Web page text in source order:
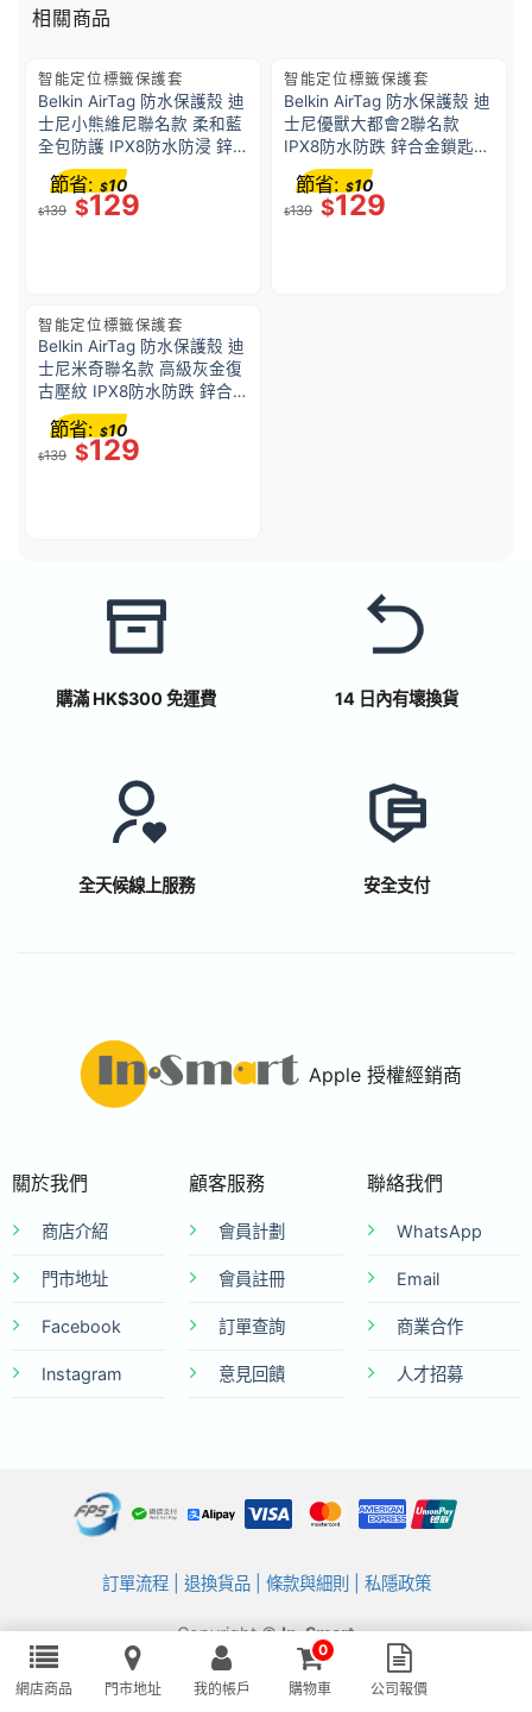
相關商品
智能定位標籤保護套
Belkin AirTag 防水保護殼 迪
士尼小熊維尼聯名款 柔和藍
全包防護 IPX8防水防浸 鋅
合金鎖匙扣 寵物防走失 香港
行貨
$139 $129
節省: $10
智能定位標籤保護套
Belkin AirTag 防水保護殼 迪
士尼優獸大都會2聯名款
IPX8防水防跌 鋅合金鎖匙
扣/束帶 寵物防走失 香港行
貨
$139 $129
節省: $10
智能定位標籤保護套
Belkin AirTag 防水保護殼 迪
士尼米奇聯名款 高級灰金復
古壓紋 IPX8防水防跌 鋅合
金鎖匙扣 寵物防走失 香港行
貨
$139 $129
節省: $10
購滿 HK$300 免運費 14 日內有壞換貨
全天候線上服務 安全支付
Apple 授權經銷商
關於我們
商店介紹
門市地址
Facebook
Instagram
顧客服務
會員計劃
會員註冊
訂單查詢
意見回饋
聯絡我們
WhatsApp
Email
商業合作
人才招募
訂單流程| 退換貨品| 條款與細則 私隱政策
Copyright ©In-Smart
KCF A Store Limited (A member of KARIN Group)
網店商品 門市地址 我的帳戶
0
購物車 公司報價